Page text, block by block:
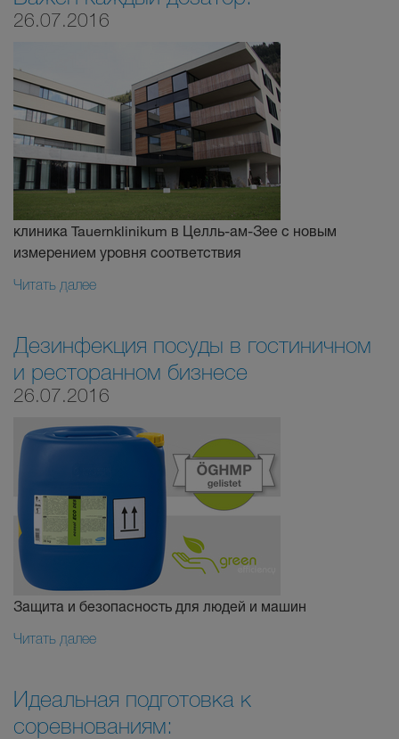
26.07.2016
клиника Tauernklinikum в Целль-ам-Зее с новым
измерением уровня соответствия
Читать далее
Дезинфекция посуды в гостиничном
и ресторанном бизнесе
26.07.2016
Защита и безопасность для людей и машин
Читать далее
Идеальная подготовка к
соревнованиям: